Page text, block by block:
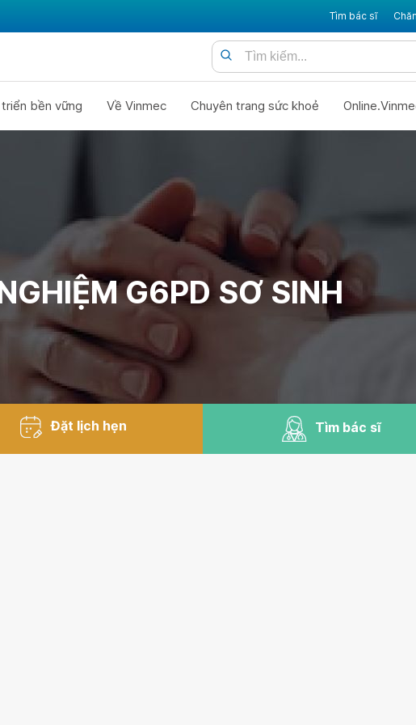
Tìm bác sĩ
bền vững Về Vinmec Chuyên trang sức khoẻ
G6PD SƠ SINH
Đặt lịch hẹn Tìm bác sĩ